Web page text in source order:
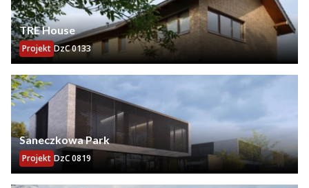
TRE House
Projekt DzC 0133
Saneczkowa Park
Projekt DzC 0819